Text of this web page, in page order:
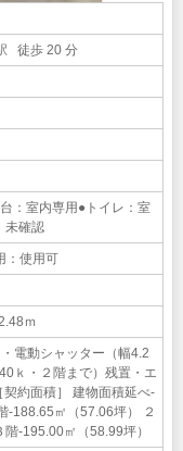
徒歩 20 分
：室内専用●トイレ：室
未確認
：使用可
ｍ
電動シャッター（幅4.2
ｋ・２階まで）残置・エ
約面積］ 建物面積延べ-
-188.65㎡（57.06坪） ２
-195.00㎡（58.99坪）